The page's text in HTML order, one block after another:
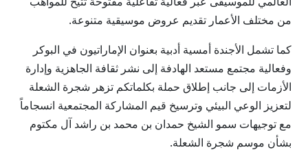
من مختلف الأعمار تقديم عروض موسيقية متنوعة.
كما تشمل الأجندة أمسية أدبية بعنوان الإماراتيون في البوكر
وفعالية مجتمع مستعد الهادفة إلى نشر ثقافة الجاهزية وإدارة
الأزمات إلى جانب إطلاق حملة بكلماتكم تزهر شجرة الشعلة
لتعزيز الوعي البيئي وترسيخ قيم المشاركة المجتمعية انسجاماً
مع توجيهات سمو الشيخ حمدان بن محمد بن راشد آل مكتوم
بشأن موسم شجرة الشعلة.